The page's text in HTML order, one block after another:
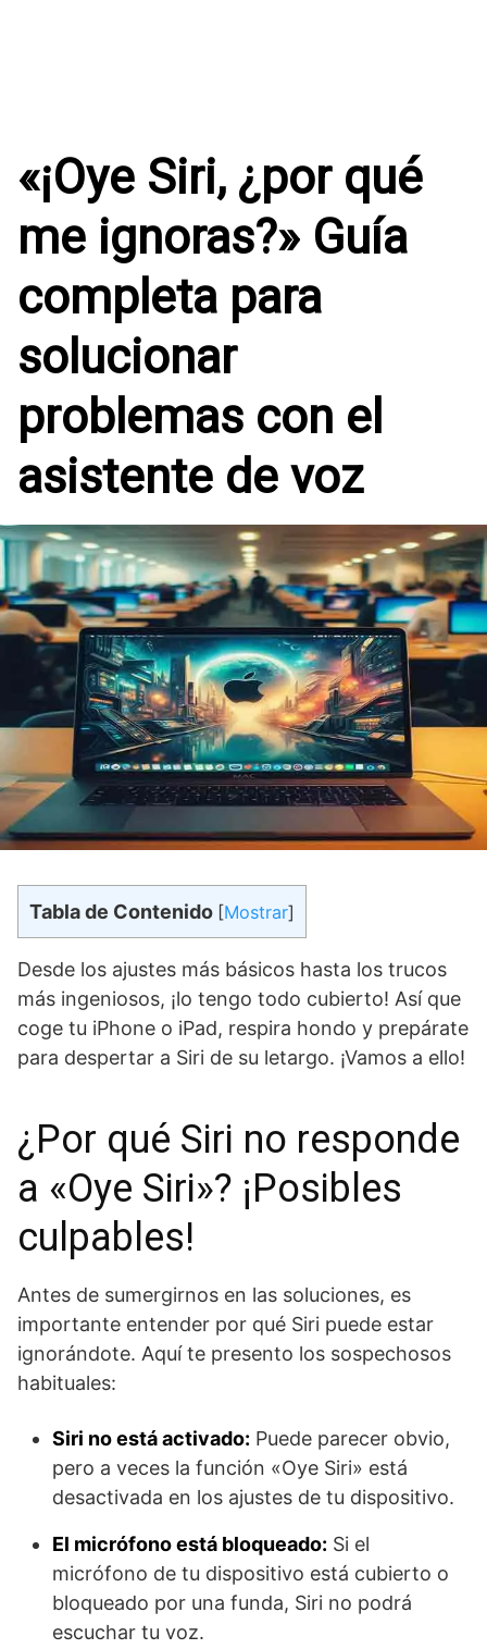
«¡Oye Siri, ¿por qué
me ignoras?» Guía
completa para
solucionar
problemas con el
asistente de voz
Tabla de Contenido [Mostrar]
Desde los ajustes más básicos hasta los trucos
más ingeniosos, ¡lo tengo todo cubierto! Así que
coge tu iPhone o iPad, respira hondo y prepárate
para despertar a Siri de su letargo. ¡Vamos a ello!
¿Por qué Siri no responde
a «Oye Siri»? ¡Posibles
culpables!
Antes de sumergirnos en las soluciones, es
importante entender por qué Siri puede estar
ignorándote. Aquí te presento los sospechosos
habituales:
Siri no está activado: Puede parecer obvio,
pero a veces la función «Oye Siri» está
desactivada en los ajustes de tu dispositivo.
El micrófono está bloqueado: Si el
micrófono de tu dispositivo está cubierto o
bloqueado por una funda, Siri no podrá
escuchar tu voz.